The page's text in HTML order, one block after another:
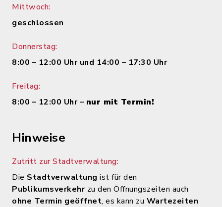
Mittwoch:
geschlossen
Donnerstag:
8:00 – 12:00 Uhr und 14:00 – 17:30 Uhr
Freitag:
8:00 – 12:00 Uhr – nur mit Termin!
Hinweise
Zutritt zur Stadtverwaltung:
Die Stadtverwaltung ist für den
Publikumsverkehr zu den Öffnungszeiten auch
ohne Termin geöffnet, es kann zu Wartezeiten